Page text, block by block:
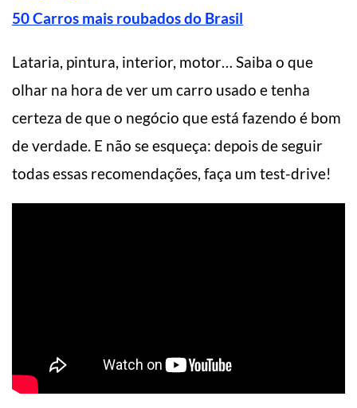
50 Carros mais roubados do Brasil
Lataria, pintura, interior, motor… Saiba o que
olhar na hora de ver um carro usado e tenha
certeza de que o negócio que está fazendo é bom
de verdade. E não se esqueça: depois de seguir
todas essas recomendações, faça um test-drive!